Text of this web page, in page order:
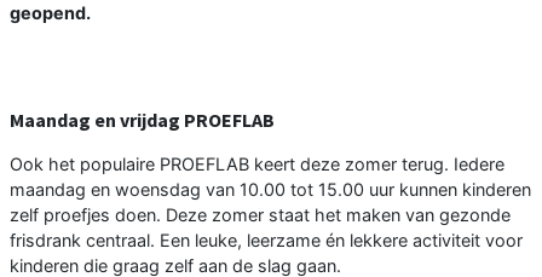
geopend.
Maandag en vrijdag PROEFLAB
Ook het populaire PROEFLAB keert deze zomer terug. Iedere
maandag en woensdag van 10.00 tot 15.00 uur kunnen kinderen
zelf proefjes doen. Deze zomer staat het maken van gezonde
frisdrank centraal. Een leuke, leerzame én lekkere activiteit voor
kinderen die graag zelf aan de slag gaan.